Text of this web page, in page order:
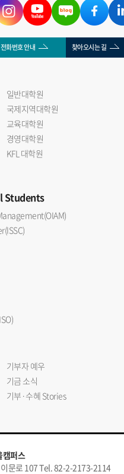
전화번호 안내 찾아오시는 길
일반대학원
국제지역대학원
교육대학원
경영대학원
KFL 대학원
Students
기부자 예우
기금 소식
기부·수혜 Stories
캠퍼스
문로 107 Tel. 82-2-2173-2114